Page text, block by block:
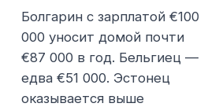
Болгарин с зарплатой €100
000 уносит домой почти
€87 000 в год. Бельгиец —
едва €51 000. Эстонец
оказывается выше